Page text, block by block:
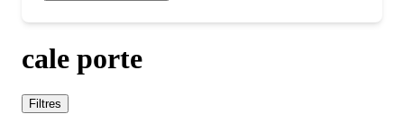
cale porte
Filtres